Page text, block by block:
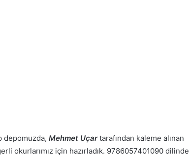
depomuzda, Mehmet Uçartarafından kaleme alınan
okurlarımız için hazırladık. 9786057401090 dilinde